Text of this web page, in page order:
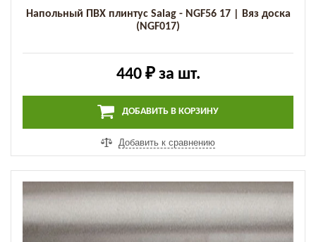
Напольный ПВХ плинтус Salag - NGF56 17 | Вяз доска
(NGF017)
440 ₽за шт.
ДОБАВИТЬ В КОРЗИНУ
Добавить к сравнению